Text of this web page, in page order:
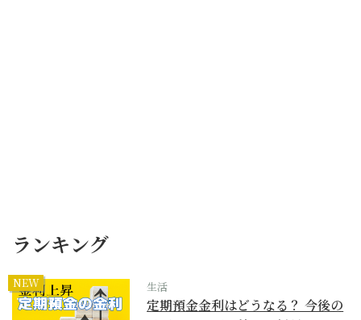
ランキング
NEW 生活
定期預金金利はどうなる？ 今後の